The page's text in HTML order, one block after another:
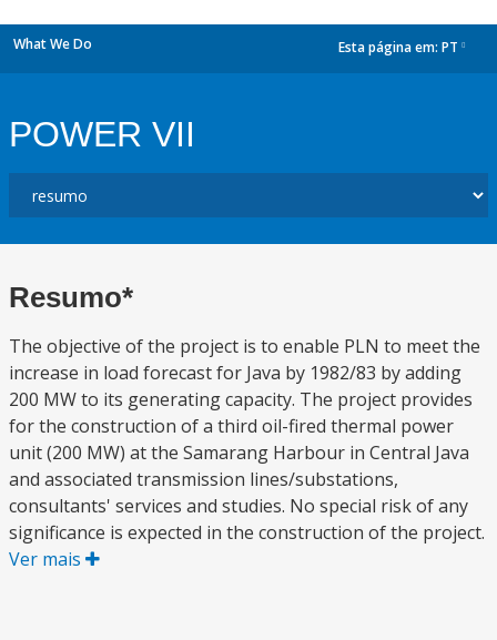
What We Do Esta página em: PT
POWER VII
Resumo*
The objective of the project is to enable PLN to meet the
increase in load forecast for Java by 1982/83 by adding
200 MW to its generating capacity. The project provides
for the construction of a third oil-fired thermal power
unit (200 MW) at the Samarang Harbour in Central Java
and associated transmission lines/substations,
consultants' services and studies. No special risk of any
significance is expected in the construction of the project.
Ver mais